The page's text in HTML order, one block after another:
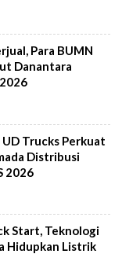
Para BUMN
Danantara
Trucks Perkuat
Distribusi
2026
Start, Teknologi
Hidupkan Listrik